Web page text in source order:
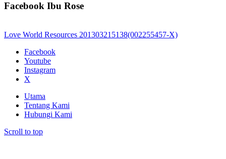
Facebook Ibu Rose
Love World Resources 201303215138(002255457-X)
Facebook
Youtube
Instagram
X
Utama
Tentang Kami
Hubungi Kami
Scroll to top